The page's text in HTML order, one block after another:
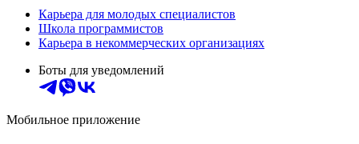
Карьера для молодых специалистов
Школа программистов
Карьера в некоммерческих организациях
Боты для уведомлений
Мобильное приложение